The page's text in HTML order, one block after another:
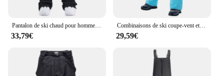
Pantalon de ski chaud pour homme et femme, optique d'hiver, coupe-vent, pantalon à bretelles imperméable, grande taille, haute qualité, fjSnow 506
33,79€
Combinaisons de ski coupe-vent et imperméables pour hommes et femmes, combinaisons de snowboard chaudes, sports d'hiver
29,59€